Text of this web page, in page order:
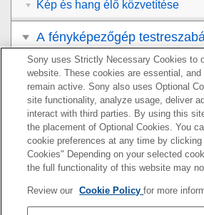
Kép és hang élő közvetítése
A fényképezőgép
Megtekintés
A fényképezőgép-
Okostelefonnal elérhető
Számítógép használata
A felhőszolgáltatás
Sony uses Strictly Necessary Cookies to
website. These cookies are essential, and
remain active. Sony also uses Optional
site functionality, analyze usage, deliver
interact with third parties. By using this
the placement of Optional Cookies. You
cookie preferences at any time by
Cookies" Depending on your selected
the full functionality of this website may
Review our Cookie Policyfor more